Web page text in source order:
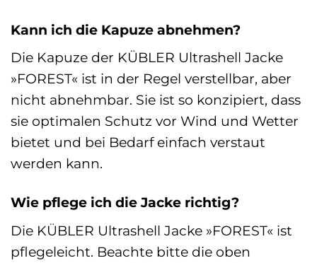
Kann ich die Kapuze abnehmen?
Die Kapuze der KÜBLER Ultrashell Jacke
»FOREST« ist in der Regel verstellbar, aber
nicht abnehmbar. Sie ist so konzipiert, dass
sie optimalen Schutz vor Wind und Wetter
bietet und bei Bedarf einfach verstaut
werden kann.
Wie pflege ich die Jacke richtig?
Die KÜBLER Ultrashell Jacke »FOREST« ist
pflegeleicht. Beachte bitte die oben